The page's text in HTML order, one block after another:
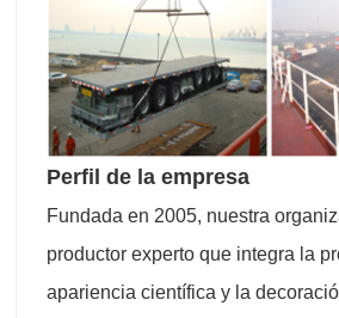
Perfil de la empresa
Fundada en 2005, nuestra
productor experto que integra la
apariencia científica y la